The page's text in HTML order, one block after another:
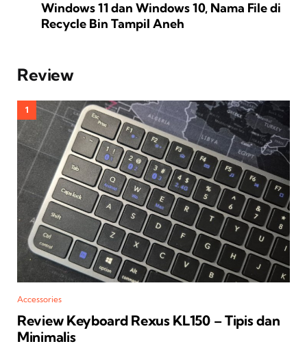
Windows 11 dan Windows 10, Nama File di
Recycle Bin Tampil Aneh
Review
Accessories
Review Keyboard Rexus KL150 – Tipis dan
Minimalis